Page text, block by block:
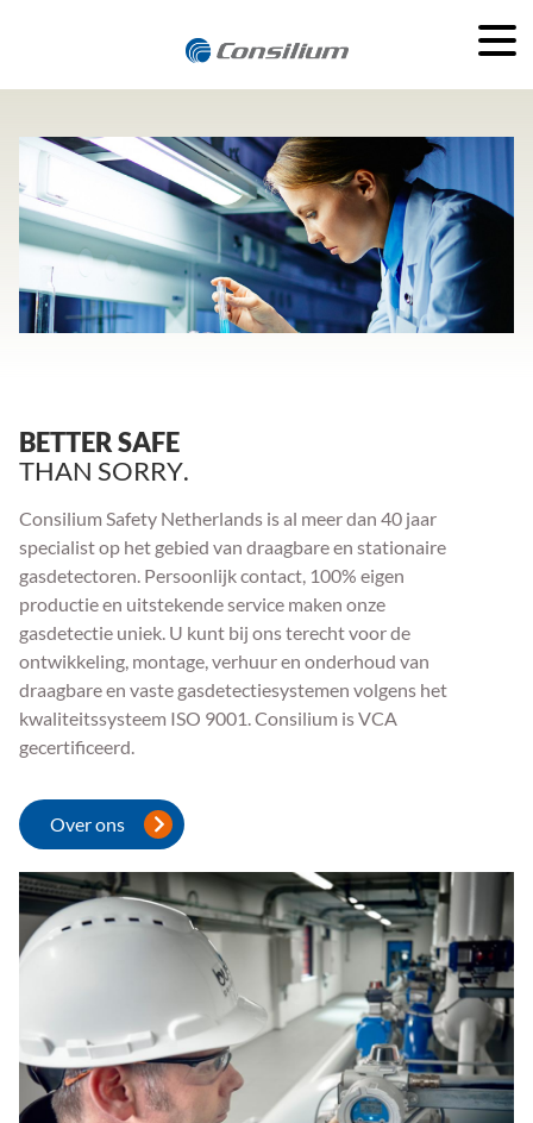
BETTER SAFE
THAN SORRY
Consilium Safety Netherlands is al meer dan 40 jaar
specialist op het gebied van draagbare en stationaire
gasdetectoren. Persoonlijk contact, 100% eigen
productie en uitstekende service maken onze
gasdetectie uniek. U kunt bij ons terecht voor de
ontwikkeling, montage, verhuur en onderhoud van
draagbare en vaste gasdetectiesystemen volgens het
kwaliteitssysteem ISO 9001. Consilium is VCA
gecertificeerd.
Over ons